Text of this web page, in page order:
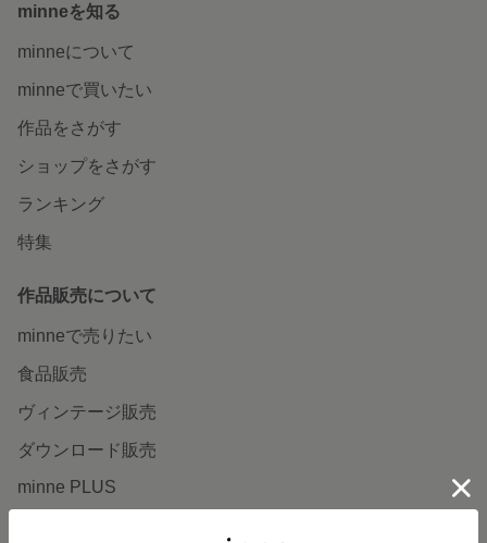
minneを知る
minneについて
minneで買いたい
作品をさがす
ショップをさがす
ランキング
特集
作品販売について
minneで売りたい
食品販売
ヴィンテージ販売
ダウンロード販売
minne PLUS